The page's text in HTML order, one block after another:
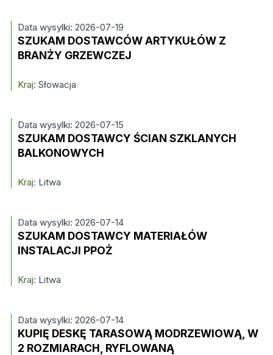
Data wysylki: 2026-07-19
SZUKAM DOSTAWCÓW ARTYKUŁÓW Z
BRANŻY GRZEWCZEJ
Kraj: Słowacja
Data wysylki: 2026-07-15
SZUKAM DOSTAWCY ŚCIAN SZKLANYCH
BALKONOWYCH
Kraj: Litwa
Data wysylki: 2026-07-14
SZUKAM DOSTAWCY MATERIAŁÓW
INSTALACJI PPOŻ
Kraj: Litwa
Data wysylki: 2026-07-14
KUPIĘ DESKĘ TARASOWĄ MODRZEWIOWĄ, W
2 ROZMIARACH, RYFLOWANĄ